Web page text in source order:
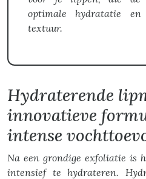
optimale hydratatie
textuur.
Hydraterende
innovatieve
intense
Na een grondige exfoliatie is
intensief te hydrateren.